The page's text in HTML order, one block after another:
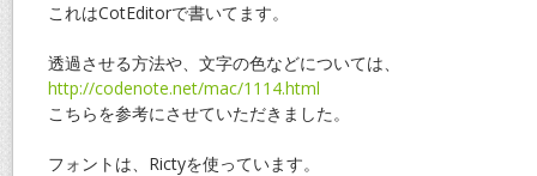
これはCotEditorで書いてます。
透過させる方法や、文字の色などについては、
http://codenote.net/mac/1114.html
こちらを参考にさせていただきました。
フォントは、Rictyを使っています。